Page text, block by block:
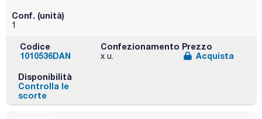
Conf. (unità)
1
Codice
1010536DAN
Confezionamento
x u.
Prezzo
Acquista
Disponibilità
Controlla le
scorte